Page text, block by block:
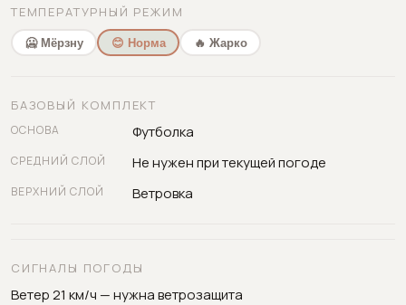
ТЕМПЕРАТУРНЫЙ РЕЖИМ
🥶 Мёрзну 😊 Норма 🔥 Жарко
БАЗОВЫЙ КОМПЛЕКТ
ОСНОВА Футболка
СРЕДНИЙ СЛОЙ Не нужен при текущей погоде
ВЕРХНИЙ СЛОЙ Ветровка
СИГНАЛЫ ПОГОДЫ
Ветер 21 км/ч — нужна ветрозащита